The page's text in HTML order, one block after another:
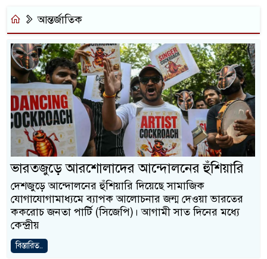
আন্তর্জাতিক
ভারতজুড়ে আরশোলাদের আন্দোলনের হুঁশিয়ারি
দেশজুড়ে আন্দোলনের হুঁশিয়ারি দিয়েছে সামাজিক
যোগাযোগামাধ্যমে ব্যাপক আলোচনার জন্ম দেওয়া ভারতের
ককরোচ জনতা পার্টি (সিজেপি)। আগামী সাত দিনের মধ্যে
কেন্দ্রীয়
বিস্তারিত..